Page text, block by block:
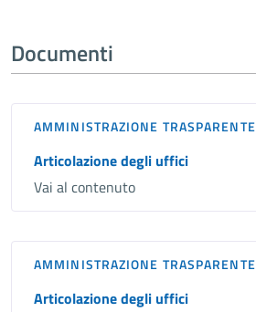
Documenti
AMMINISTRAZIONE TRASPARENTE
Articolazione degli uffici
Vai al contenuto
AMMINISTRAZIONE TRASPARENTE
Articolazione degli uffici